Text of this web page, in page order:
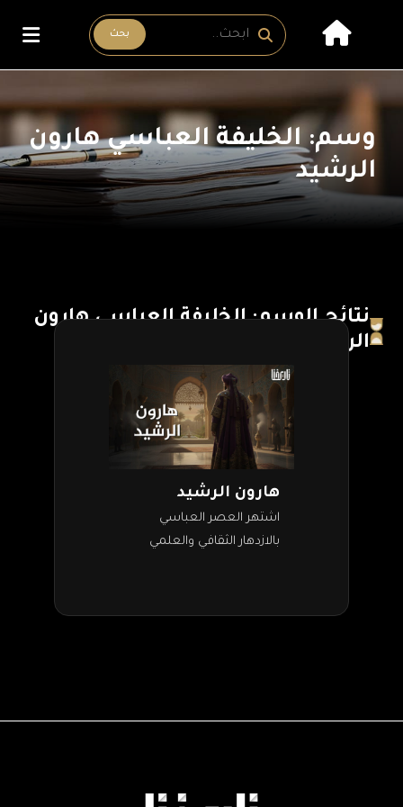
بحث
وسم: الخليفة العباسي هارون
الرشيد
نتائج الوسم: الخليفة العباسي هارون
الرشيد
هارون الرشيد
اشتهر العصر العباسي
بالازدهار الثقافي والعلمي
هذه الدولة، حيث حكم من عام